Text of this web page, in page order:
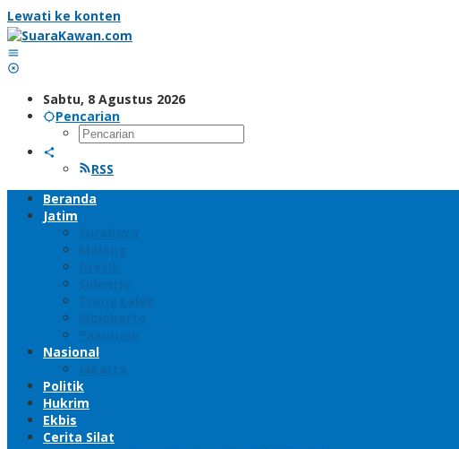
Lewati ke konten
Sabtu, 8 Agustus 2026
Pencarian
RSS
Beranda
Jatim
Surabaya
Malang
Gresik
Sidoarjo
Trenggalek
Mojokerto
Pasuruan
Nasional
Jakarta
Politik
Hukrim
Ekbis
Cerita Silat